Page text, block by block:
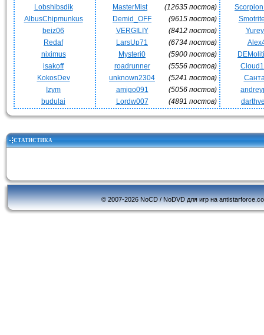
Lobshibsdik
AlbusChipmunkus
beiz06
Redaf
niximus
isakoff
KokosDev
Izym
budulai
MasterMist
(12635 постов)
Demid_OFF
(9615 постов)
VERGILIY
(8412 постов)
LarsUp71
(6734 постов)
Mysteri0
(5900 постов)
roadrunner
(5556 постов)
unknown2304
(5241 постов)
amigo091
(5056 постов)
Lordw007
(4891 постов)
СТАТИСТИКА
© 2007-2026 NoCD / NoDVD для игр на